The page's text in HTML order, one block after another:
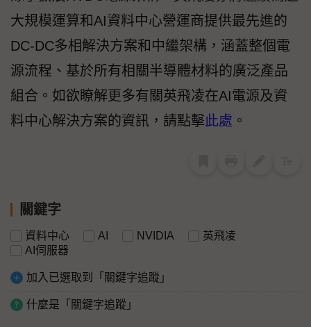
大規模運算和AI資料中心營運商提供最先進的
DC-DC多相解決方案和中繼架構，涵蓋整個電
源流程、基於所有相關半導體材料的廣泛產品
組合。如欲瞭解更多有關英飛凌在AI電源及資
料中心解決方案的資訊，請點擊此處 。
關鍵字
資料中心 AI NVIDIA
英飛凌
AI伺服器
加入已選取到「關鍵字追蹤」
什麼是「關鍵字追蹤」